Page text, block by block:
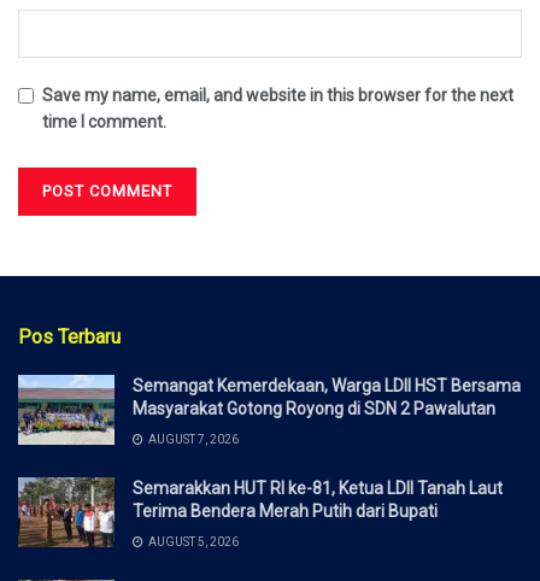
Save my name, email, and website in this browser for the next
time I comment.
Pos Terbaru
Semangat Kemerdekaan, Warga LDII HST Bersama
Masyarakat Gotong Royong di SDN 2 Pawalutan
AUGUST 7, 2026
Semarakkan HUT RI ke-81, Ketua LDII Tanah Laut
Terima Bendera Merah Putih dari Bupati
AUGUST 5, 2026